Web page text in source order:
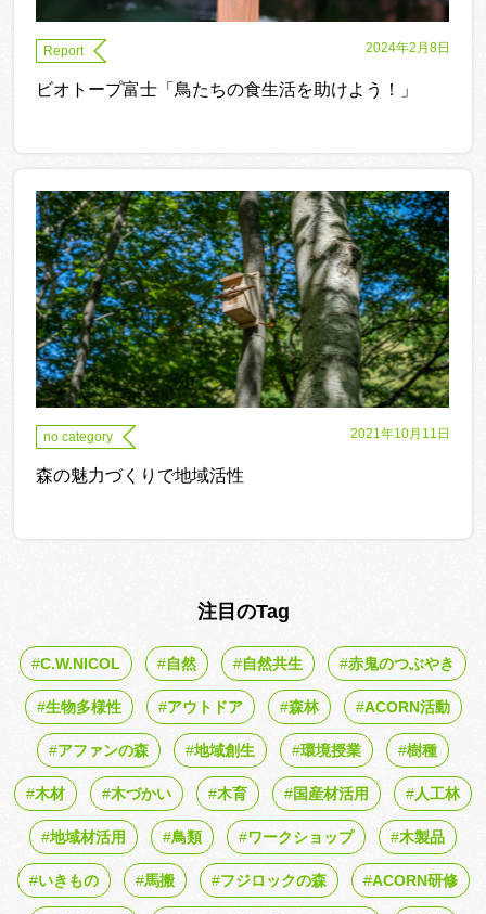
Report 2024年2月8日
ビオトープ富士「鳥たちの食生活を助けよう！」
no category 2021年10月11日
森の魅力づくりで地域活性
注目のTag
C.W.NICOL 自然 自然共生 赤鬼のつぶやき
生物多様性 アウトドア 森林 ACORN活動
アファンの森 地域創生 環境授業 樹種
木材 木づかい 木育 国産材活用 人工林
地域材活用 鳥類 ワークショップ 木製品
いきもの 馬搬 フジロックの森 ACORN研修